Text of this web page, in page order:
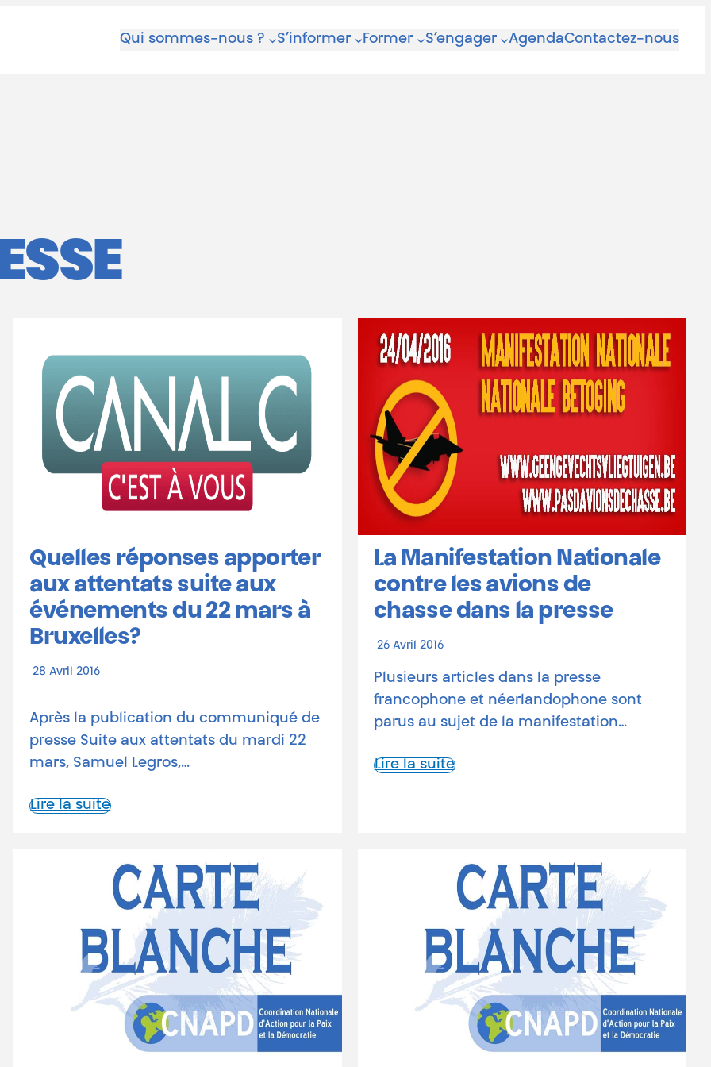
Qui sommes-nous ? S’informer Former S’engager AgendaContactez-nous
Quelles réponses apporter
aux attentats suite aux
événements du 22 mars à
Bruxelles?
28 Avril 2016
Après la publication du communiqué de
presse Suite aux attentats du mardi 22
mars, Samuel Legros,…
Lire la suite
La Manifestation Nationale
contre les avions de
chasse dans la presse
26 Avril 2016
Plusieurs articles dans la presse
francophone et néerlandophone sont
parus au sujet de la manifestation…
Lire la suite